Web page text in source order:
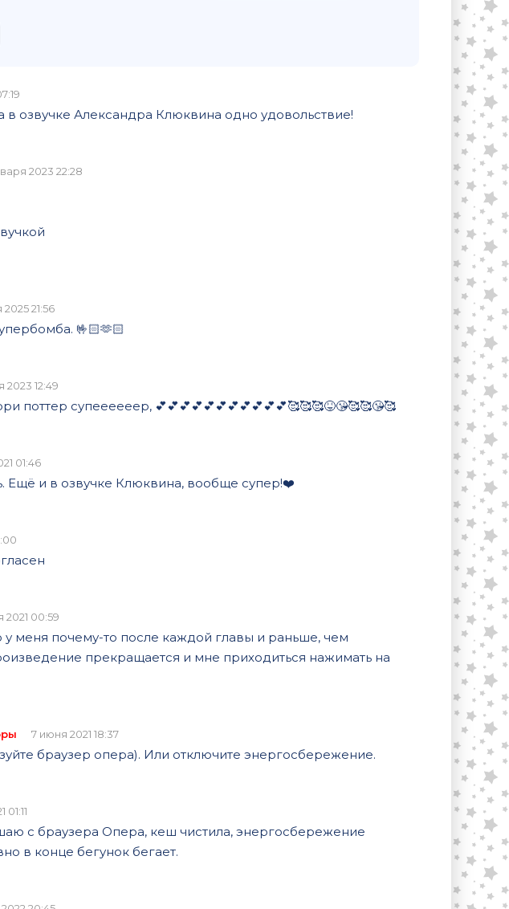
в озвучке Александра Клюквина одно удовольствие!
2023 22:28
21:56
🤟🏻🫶🏻
2023 12:49
поттер супеееееер, 💕💕💕💕💕💕💕💕💕💕💕🥰🥰🥰😝😘🥰🥰😘🥰
01:46
Ещё и в озвучке Клюквина, вообще супер!❤️
2021 00:59
у меня почему-то после каждой главы и раньше, чем
прекращается и мне приходиться нажимать на
7 июня 2021 18:37
браузер опера). Или отключите энергосбережение.
с браузера Опера, кеш чистила, энергосбережение
в конце бегунок бегает.